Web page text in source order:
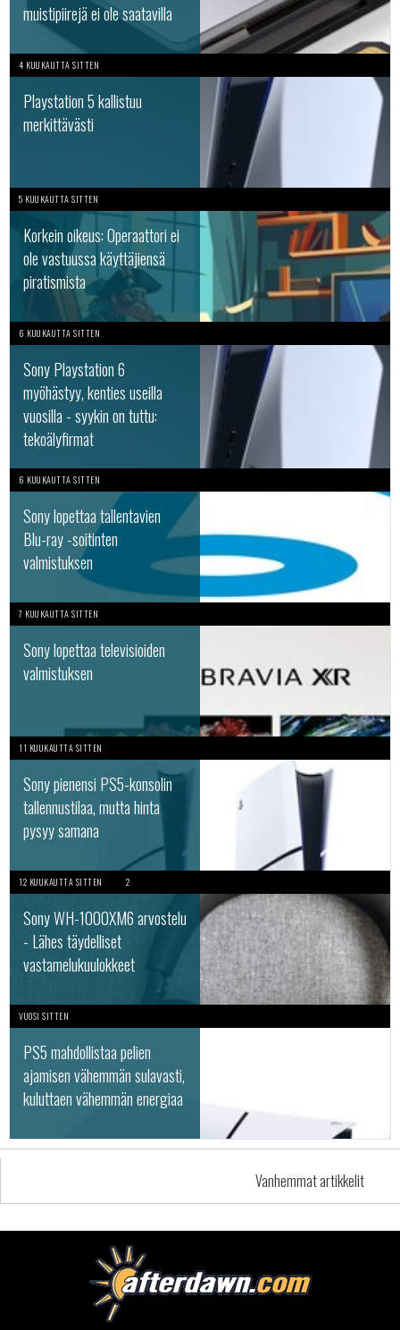
muistipiirejä ei ole saatavilla
4 KUUKAUTTA SITTEN
Playstation 5 kallistuu
merkittävästi
5 KUUKAUTTA SITTEN
Korkein oikeus: Operaattori ei
ole vastuussa käyttäjiensä
piratismista
6 KUUKAUTTA SITTEN
Sony Playstation 6
myöhästyy, kenties useilla
vuosilla - syykin on tuttu:
tekoälyfirmat
6 KUUKAUTTA SITTEN
Sony lopettaa tallentavien
Blu-ray -soitinten
valmistuksen
7 KUUKAUTTA SITTEN
Sony lopettaa televisioiden
valmistuksen
11 KUUKAUTTA SITTEN
Sony pienensi PS5-konsolin
tallennustilaa, mutta hinta
pysyy samana
12 KUUKAUTTA SITTEN 2
Sony WH-1000XM6 arvostelu
- Lähes täydelliset
vastamelukuulokkeet
VUOSI SITTEN
PS5 mahdollistaa pelien
ajamisen vähemmän sulavasti,
kuluttaen vähemmän energiaa
Vanhemmat artikkelit